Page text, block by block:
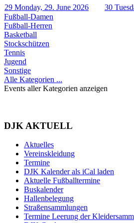
29 Monday, 29. June 2026 30
Fußball-Damen
Fußball-Herren
Basketball
Stockschützen
Tennis
Jugend
Sonstige
Alle Kategorien ...
Events aller Kategorien anzeigen
DJK AKTUELL
Aktuelles
Vereinskleidung
Termine
DJK Kalender als iCal laden
Aktuelle Fußballtermine
Buskalender
Hallenbelegung
Straßensammlungen
Termine Leerung der